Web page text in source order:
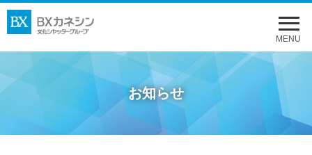
メ
ニ
ー
を
開
く
MENU
お知らせ